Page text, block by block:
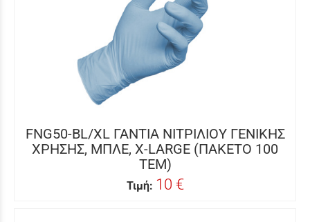
FNG50-BL/XL ΓΑΝΤΙΑ ΝΙΤΡΙΛΙΟΥ ΓΕΝΙΚΗΣ
ΧΡΗΣΗΣ, ΜΠΛΕ, X-LARGE (ΠΑΚΕΤΟ 100
ΤΕΜ)
Τιμή: 10 €